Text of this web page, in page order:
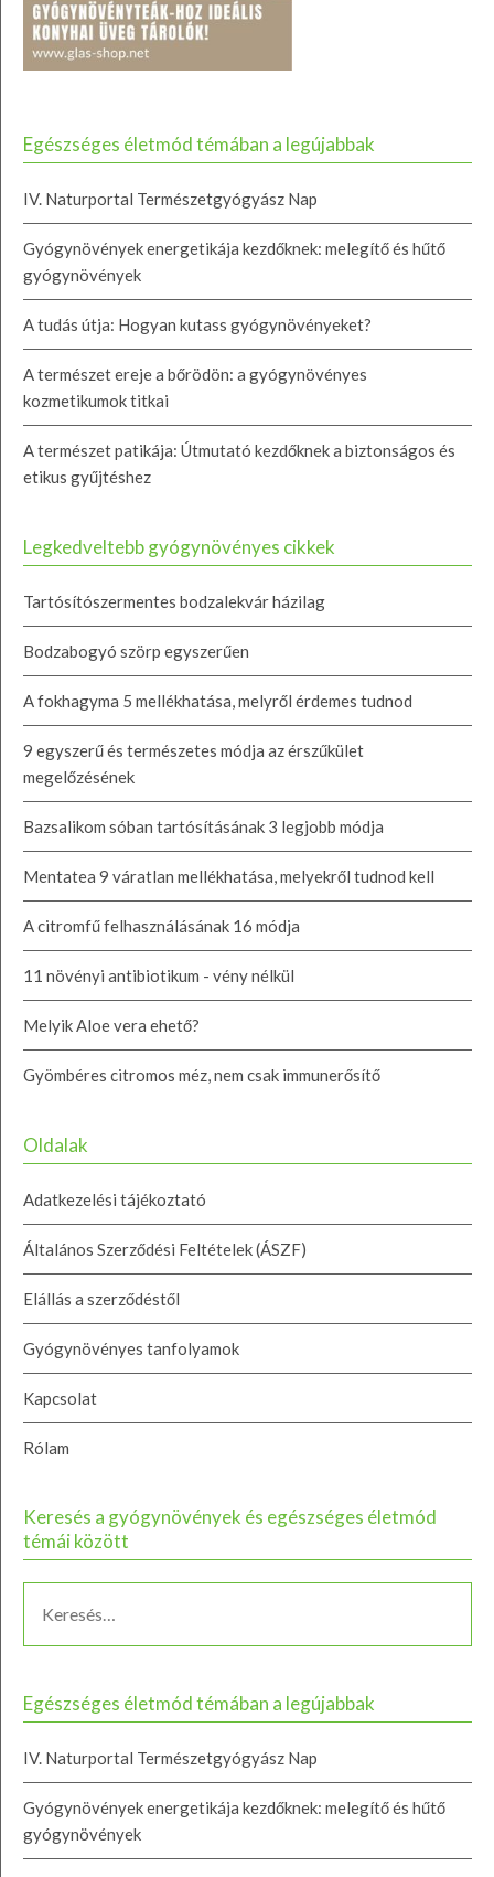
Egészséges életmód témában a legújabbak
IV. Naturportal Természetgyógyász Nap
Gyógynövények energetikája kezdőknek: melegítő és hűtő
gyógynövények
A tudás útja: Hogyan kutass gyógynövényeket?
A természet ereje a bőrödön: a gyógynövényes
kozmetikumok titkai
A természet patikája: Útmutató kezdőknek a biztonságos és
etikus gyűjtéshez
Legkedveltebb gyógynövényes cikkek
Tartósítószermentes bodzalekvár házilag
Bodzabogyó szörp egyszerűen
A fokhagyma 5 mellékhatása, melyről érdemes tudnod
9 egyszerű és természetes módja az érszűkület
megelőzésének
Bazsalikom sóban tartósításának 3 legjobb módja
Mentatea 9 váratlan mellékhatása, melyekről tudnod kell
A citromfű felhasználásának 16 módja
11 növényi antibiotikum - vény nélkül
Melyik Aloe vera ehető?
Gyömbéres citromos méz, nem csak immunerősítő
Oldalak
Adatkezelési tájékoztató
Általános Szerződési Feltételek (ÁSZF)
Elállás a szerződéstől
Gyógynövényes tanfolyamok
Kapcsolat
Rólam
Keresés a gyógynövények és egészséges életmód
témái között
Egészséges életmód témában a legújabbak
IV. Naturportal Természetgyógyász Nap
Gyógynövények energetikája kezdőknek: melegítő és hűtő
gyógynövények